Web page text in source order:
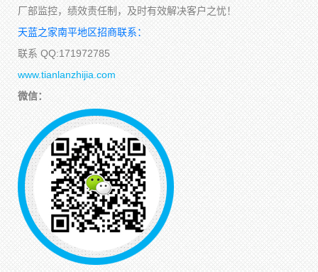
厂部监控，绩效责任制，及时有效解决客户之忧！
天蓝之家南平地区招商联系：
联系 QQ:171972785
www.tianlanzhijia.com
微信：